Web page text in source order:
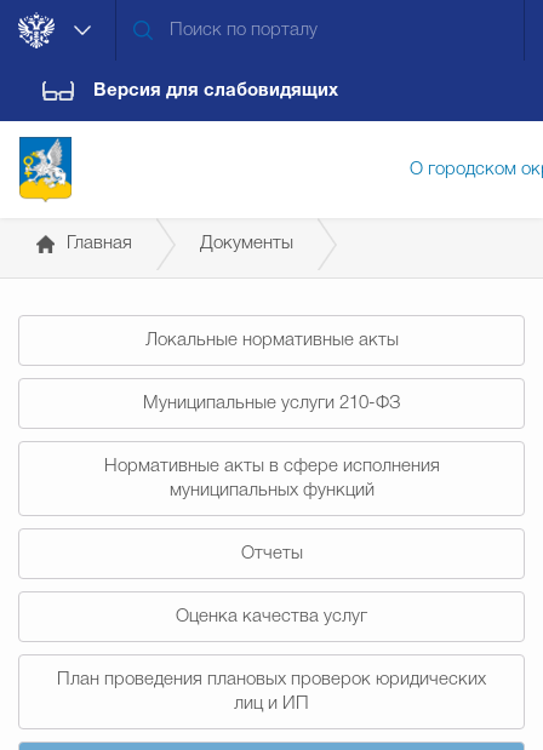
Версия для слабовидящих
О городском
Дума городского округа
Новости Обращения граждан
Противодействие
Главная Документы
Локальные нормативные акты
Муниципальные услуги 210-ФЗ
Нормативные акты в сфере исполнения
муниципальных функций
Отчеты
Оценка качества услуг
План проведения плановых проверок юридических
лиц и ИП